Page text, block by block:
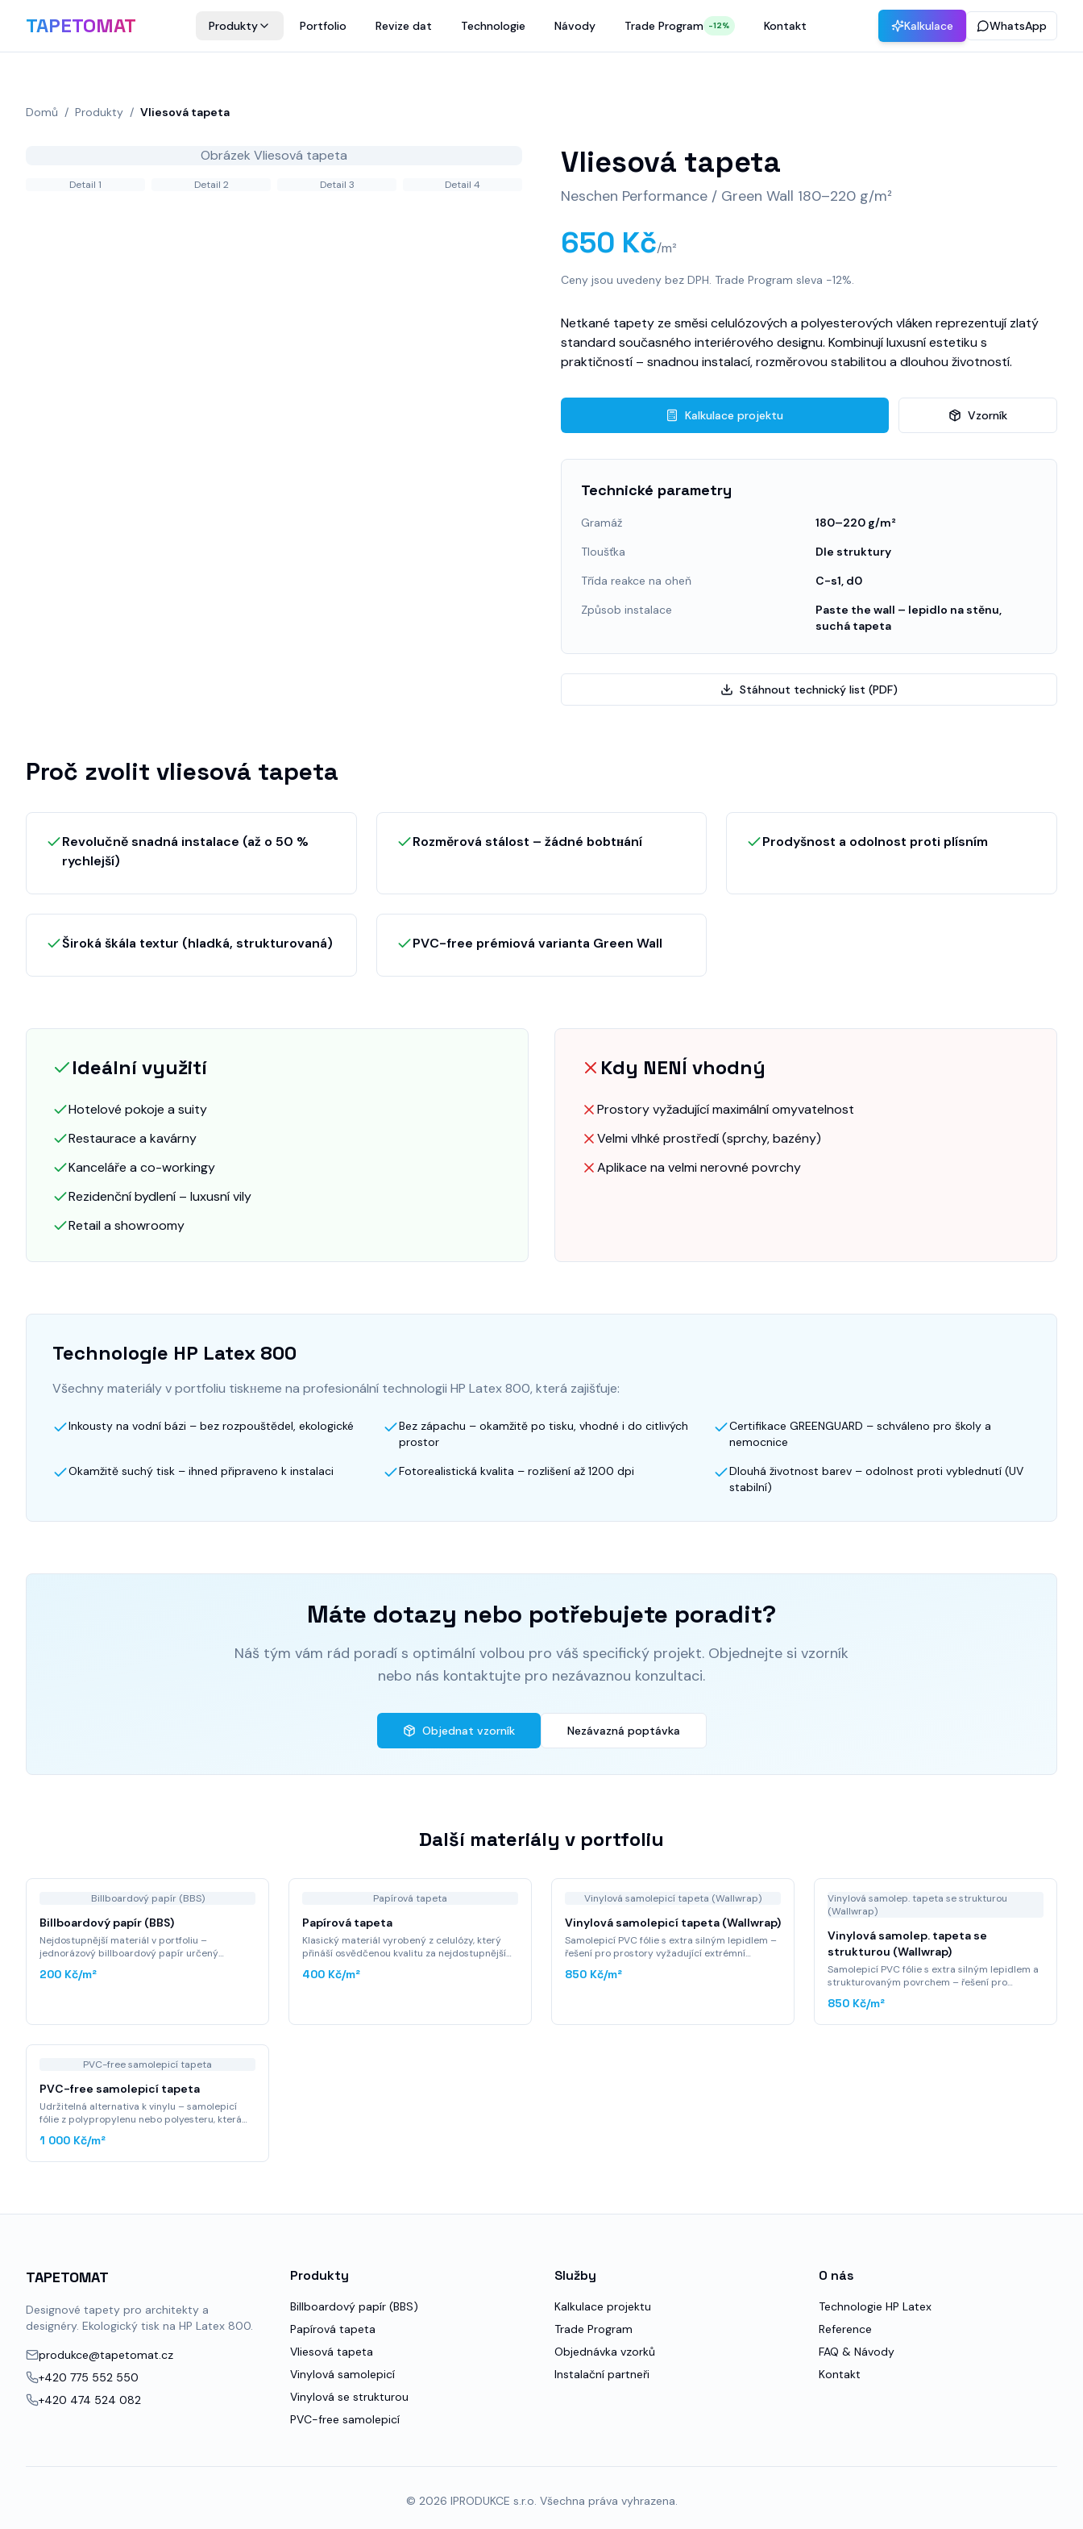
TAPETOMAT Produkty Portfolio Revize dat Technologie Návody Trade Program -12% Kontakt Kalkulace WhatsApp
Domů / Produkty / Vliesová tapeta
Obrázek Vliesová tapeta
Detail 1 Detail 2 Detail 3 Detail 4
Vliesová tapeta
Neschen Performance / Green Wall 180–220 g/m²
650 Kč/m²
Ceny jsou uvedeny bez DPH. Trade Program sleva -12%.
Netkané tapety ze směsi celulózových a polyesterových vláken reprezentují zlatý
standard současného interiérového designu. Kombinují luxusní estetiku s
praktičností – snadnou instalací, rozměrovou stabilitou a dlouhou životností.
Kalkulace projektu Vzorník
Technické parametry
Gramáž
180–220 g/m²
Tloušťka
Dle struktury
Třída reakce na oheň
C-s1, d0
Způsob instalace
Paste the wall – lepidlo na stěnu,
suchá tapeta
Stáhnout technický list (PDF)
Proč zvolit vliesová tapeta
Revolučně snadná instalace (až o 50 %
rychlejší)
Rozměrová stálost – žádné bobtнání Prodyšnost a odolnost proti plísním
Široká škála textur (hladká, strukturovaná) PVC-free prémiová varianta Green Wall
Ideální využití
Hotelové pokoje a suity
Restaurace a kavárny
Kanceláře a co-workingy
Rezidenční bydlení – luxusní vily
Retail a showroomy
Kdy NENÍ vhodný
Prostory vyžadující maximální omyvatelnost
Velmi vlhké prostředí (sprchy, bazény)
Aplikace na velmi nerovné povrchy
Technologie HP Latex 800
Všechny materiály v portfoliu tiskнeme na profesionální technologii HP Latex 800, která zajišťuje:
Inkousty na vodní bázi – bez rozpouštědel, ekologické
Bez zápachu – okamžitě po tisku, vhodné i do citlivých
prostor
Certifikace GREENGUARD – schváleno pro školy a
nemocnice
Okamžitě suchý tisk – ihned připraveno k instalaci
Fotorealistická kvalita – rozlišení až 1200 dpi
Dlouhá životnost barev – odolnost proti vyblednutí (UV
stabilní)
Máte dotazy nebo potřebujete poradit?
Náš tým vám rád poradí s optimální volbou pro váš specifický projekt. Objednejte si vzorník
nebo nás kontaktujte pro nezávaznou konzultaci.
Objednat vzorník Nezávazná poptávka
Další materiály v portfoliu
Billboardový papír (BBS)
Billboardový papír (BBS)
Nejdostupnější materiál v portfoliu –
jednorázový billboardový papír určený
dekorace v komerčních prostorech. Ideální pro
200 Kč/m²
Papírová tapeta
Papírová tapeta
Klasický materiál vyrobený z celulózy, který
přináší osvědčenou kvalitu za nejdostupnější
omezeným rozpočtem, krátkodobé instalace
400 Kč/m²
Vinylová samolepicí tapeta (Wallwrap)
Vinylová samolepicí tapeta (Wallwrap)
Samolepicí PVC fólie s extra silným lepidlem –
řešení pro prostory vyžadující extrémní
aplikaci na problematické povrchy. Amazonská
850 Kč/m²
Vinylová samolep. tapeta se strukturou
(Wallwrap)
Vinylová samolep. tapeta se
strukturou (Wallwrap)
Samolepicí PVC fólie s extra silným lepidlem a
strukturovaným povrchem – řešení pro
odolnost, omyvatelnost a aplikaci na
850 Kč/m²
PVC-free samolepicí tapeta
PVC-free samolepicí tapeta
Udržitelná alternativa k vinylu – samolepicí
fólie z polypropylenu nebo polyesteru, která
přístupem k životnímu prostředí. Stejná
1 000 Kč/m²
TAPETOMAT
Designové tapety pro architekty a
designéry. Ekologický tisk na HP Latex 800.
produkce@tapetomat.cz
+420 775 552 550
+420 474 524 082
Produkty
Billboardový papír (BBS)
Papírová tapeta
Vliesová tapeta
Vinylová samolepicí
Vinylová se strukturou
PVC-free samolepicí
Služby
Kalkulace projektu
Trade Program
Objednávka vzorků
Instalační partneři
O nás
Technologie HP Latex
Reference
FAQ & Návody
Kontakt
© 2026 IPRODUKCE s.r.o. Všechna práva vyhrazena.